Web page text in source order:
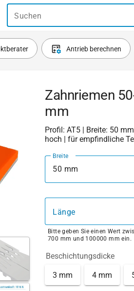
Suchen
Antrieb berechnen
Zahnriemen
mm
Profil: AT5 | Breite: 50
hoch | für empfindliche
Breite
50 mm
Länge
Bitte geben Sie einen Wert
700 mm und 100000 mm ein.
Beschichtungsdicke
3 mm 4 mm